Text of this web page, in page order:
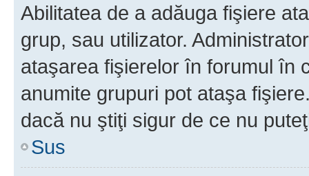
Abilitatea de a adăuga fişiere
grup, sau utilizator.
ataşarea fişierelor în forumul în
anumite grupuri pot ataşa
dacă nu ştiţi sigur de ce nu
Sus